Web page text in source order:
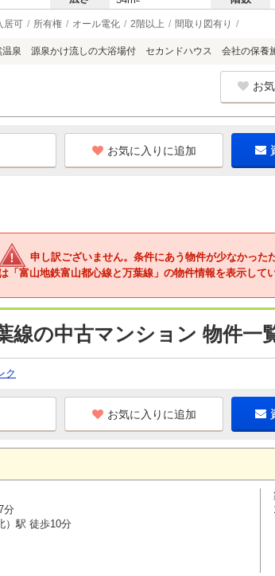
居可 所有権 オール電化 2階以上 間取り図有り
温泉 源泉かけ流しの大浴場付 セカンドハウス 会社の保養
お
お気に入りに追加
申し訳ございません。条件にあう物件が少なかった
「富山地鉄富山都心線と万葉線」の物件情報を表示してい
線の中古マンション 物件一
ク
お気に入りに追加
分
）駅 徒歩10分